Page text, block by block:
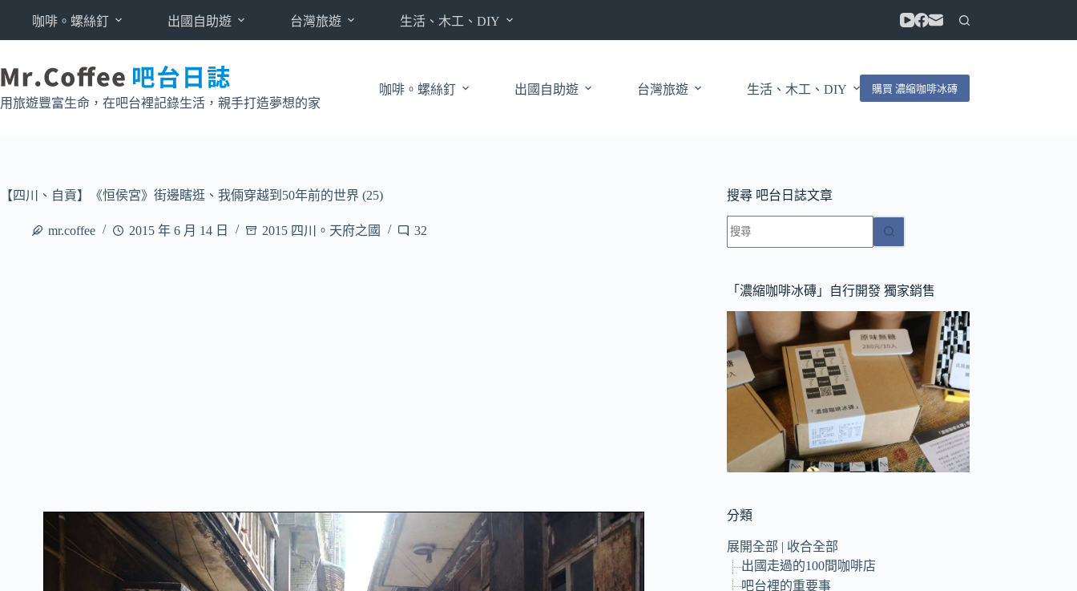
要
內
容
咖啡。螺絲釘 出國自助遊 台灣旅遊 生活、木工、DIY
用旅遊豐富生命，在吧台裡記錄生活，親手打造夢想的家
咖啡。螺絲釘 出國自助遊 台灣旅遊 生活、木工、DIY 購買 濃縮咖啡冰磚
【四川、自貢】《恒侯宮》街邊瞎逛、我倆穿越到50年前的世界 (25)
mr.coffee 2015 年 6 月 14 日 2015 四川。天府之國 32
搜尋 吧台日誌文章
找
不
符
條
件
的
結
「濃縮咖啡冰磚」自行開發 獨家銷售
分類
展開全部 | 收合全部
出國走過的100間咖啡店
吧台裡的重要事